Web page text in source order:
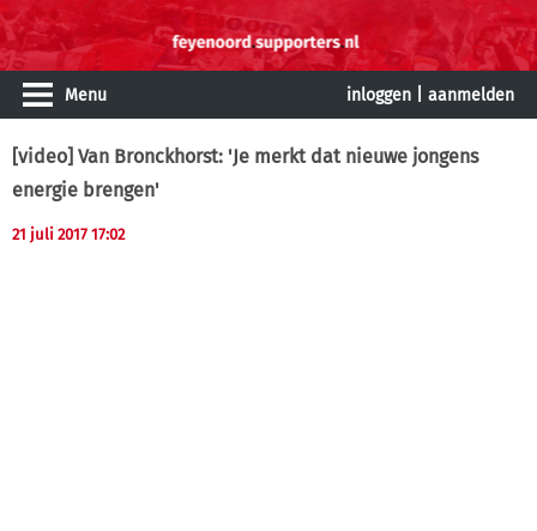
Menu inloggen aanmelden
[video] Van Bronckhorst: 'Je merkt dat nieuwe jongens
energie brengen'
21 juli 2017 17:02